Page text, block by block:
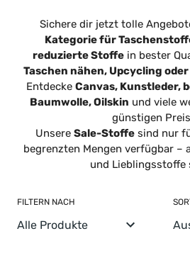
m
l
u
n
g
:
Sichere dir jetzt tolle
Kategorie für
reduzierte Stoffe in bester
Taschen nähen, Upcycling
Entdecke Canvas, Kunstleder,
Baumwolle, Oilskin und viele
günstigen
Unsere Sale-Stoffesind nur
begrenzten Mengen verfügbar –
und Lieblingsstoffe
FILTERN NACH